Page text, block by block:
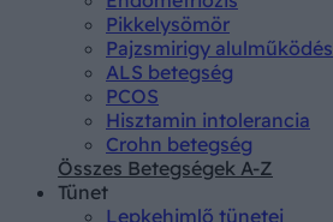
Pikkelysömör
Pajzsmirigy alulműködés
ALS betegség
PCOS
Hisztamin intolerancia
Crohn betegség
Összes Betegségek A-Z
Tünet
Lepkehimlő tünetei